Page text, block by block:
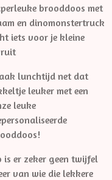
brooddoos met
en dinomonstertruck
iets voor je kleine
lunchtijd net dat
leuker met een
leuke
is er zeker geen twijfel
van wie die lekkere